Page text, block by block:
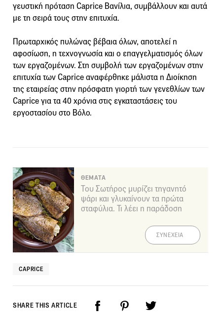
γευστική πρόταση Caprice Βανίλια, συμβάλλουν και αυτά
με τη σειρά τους στην επιτυχία.
Πρωταρχικός πυλώνας βέβαια όλων, αποτελεί η
αφοσίωση, η τεχνογνωσία και ο επαγγελματισμός όλων
των εργαζομένων. Στη συμβολή των εργαζομένων στην
επιτυχία των Caprice αναφέρθηκε μάλιστα η Διοίκηση
της εταιρείας στην πρόσφατη γιορτή των γενεθλίων των
Caprice για τα 40 χρόνια στις εγκαταστάσεις του
εργοστασίου στο Βόλο.
ΘΕΜΑΤΑ
Του Σωτήρος μυρίζει τηγανητό
ψάρι και γλυκαίνουν τα πρώτα
σταφύλια. Τι λέει η παράδοση
ΣΥΝΕΧΕΙΑ
CAPRICE
SHARE THIS ARTICLE